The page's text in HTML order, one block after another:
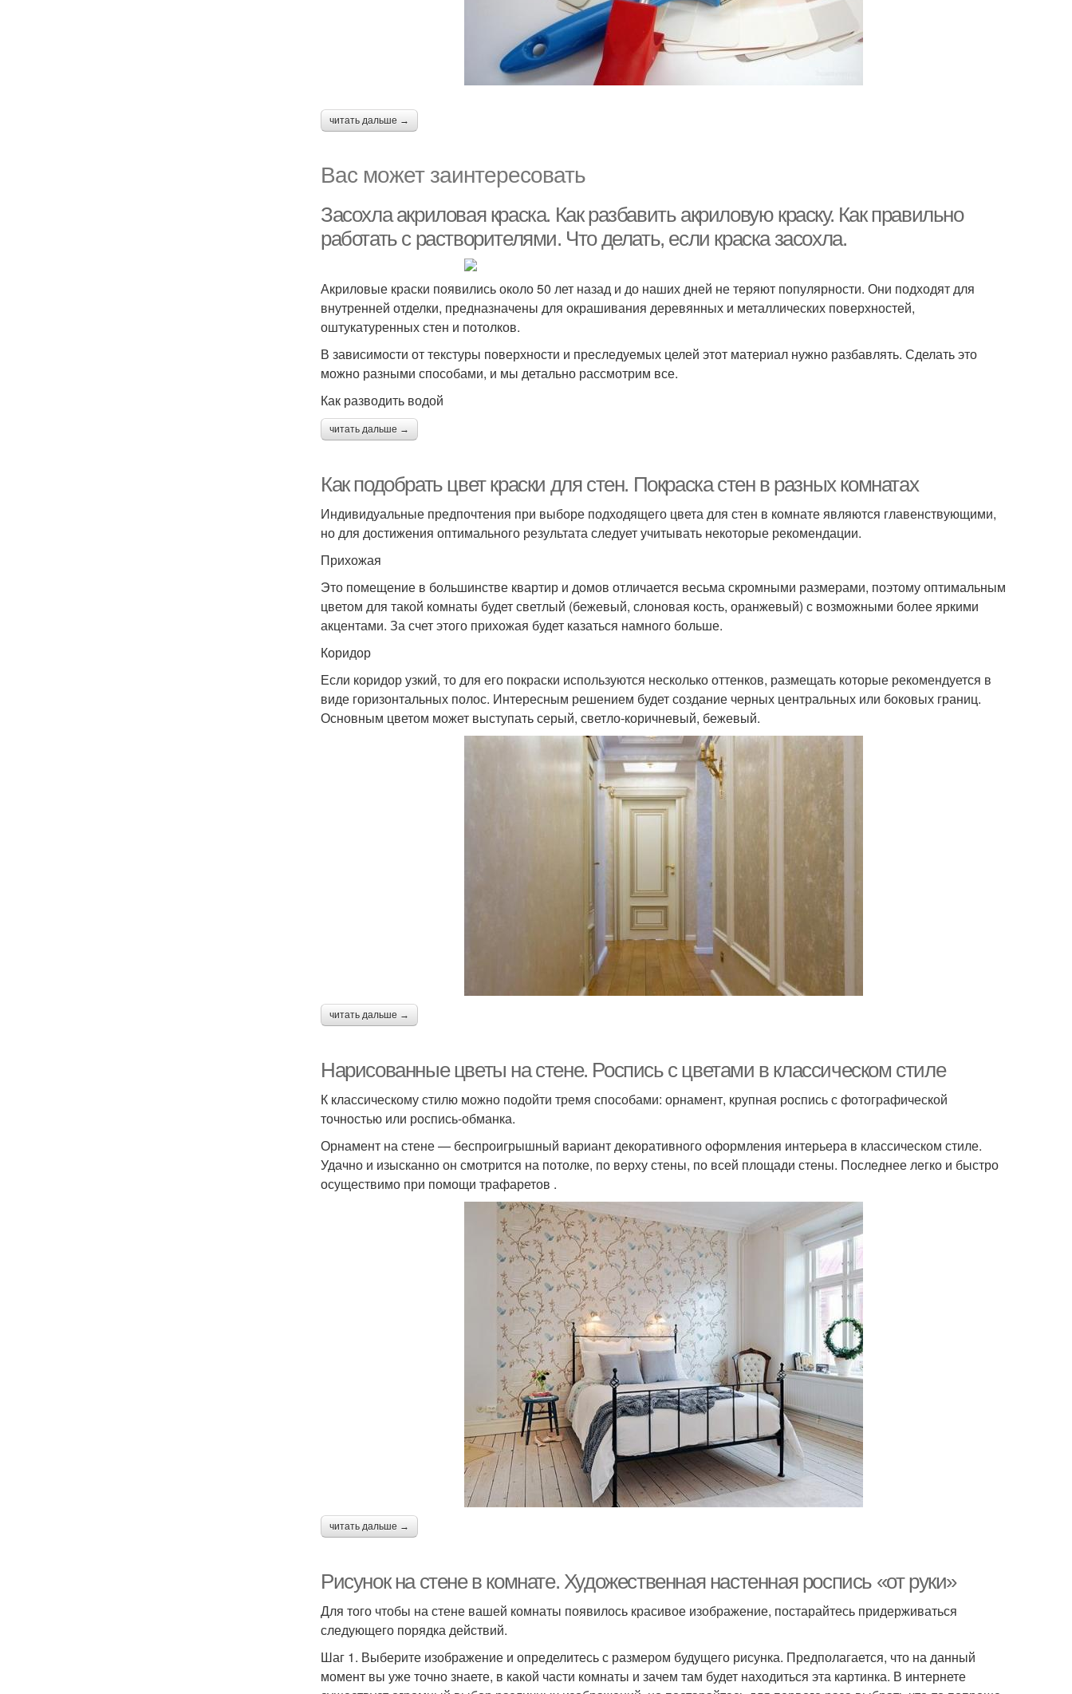
читать дальше →
Вас может заинтересовать
Засохла акриловая краска. Как разбавить акриловую краску. Как правильно
работать с растворителями. Что делать, если краска засохла.
Акриловые краски появились около 50 лет назад и до наших дней не теряют популярности. Они подходят для
внутренней отделки, предназначены для окрашивания деревянных и металлических поверхностей,
оштукатуренных стен и потолков.
В зависимости от текстуры поверхности и преследуемых целей этот материал нужно разбавлять. Сделать это
можно разными способами, и мы детально рассмотрим все.
Как разводить водой
читать дальше →
Как подобрать цвет краски для стен. Покраска стен в разных комнатах
Индивидуальные предпочтения при выборе подходящего цвета для стен в комнате являются главенствующими,
но для достижения оптимального результата следует учитывать некоторые рекомендации.
Прихожая
Это помещение в большинстве квартир и домов отличается весьма скромными размерами, поэтому оптимальным
цветом для такой комнаты будет светлый (бежевый, слоновая кость, оранжевый) с возможными более яркими
акцентами. За счет этого прихожая будет казаться намного больше.
Коридор
Если коридор узкий, то для его покраски используются несколько оттенков, размещать которые рекомендуется в
виде горизонтальных полос. Интересным решением будет создание черных центральных или боковых границ.
Основным цветом может выступать серый, светло-коричневый, бежевый.
читать дальше →
Нарисованные цветы на стене. Роспись с цветами в классическом стиле
К классическому стилю можно подойти тремя способами: орнамент, крупная роспись с фотографической
точностью или роспись-обманка.
Орнамент на стене — беспроигрышный вариант декоративного оформления интерьера в классическом стиле.
Удачно и изысканно он смотрится на потолке, по верху стены, по всей площади стены. Последнее легко и быстро
осуществимо при помощи трафаретов .
читать дальше →
Рисунок на стене в комнате. Художественная настенная роспись «от руки»
Для того чтобы на стене вашей комнаты появилось красивое изображение, постарайтесь придерживаться
следующего порядка действий.
Шаг 1. Выберите изображение и определитесь с размером будущего рисунка. Предполагается, что на данный
момент вы уже точно знаете, в какой части комнаты и зачем там будет находиться эта картинка. В интернете